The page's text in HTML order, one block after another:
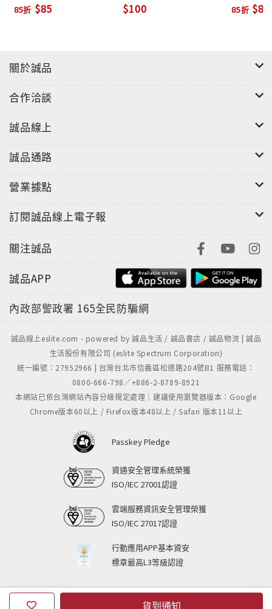
貨到通知
85折 $85 $100 85折 $85
關於誠品
合作洽談
誠品線上
誠品通路
營業據點
訂閱誠品線上電子報
關注誠品
誠品APP
內政部警政署 165全民防騙網
誠品線上eslite.com - powered by 誠品生活 / 誠品書店 / 誠品物流 | 誠品
生活股份有限公司 (eslite Spectrum Corporation)
統一編號：27952966 | 台灣台北市信義區松德路204號B1 服務電話：
0800-666-798／+886-2-8789-8921
本網站已依台灣網站內容分級規定處理｜建議使用瀏覽器版本：Google
Chrome版本60以上 / Firefox版本48以上 / Safari 版本11以上
Passkey Pledge
資通安全管理系統榮獲
ISO/IEC 27001認證
雲端服務資訊安全管理榮獲
ISO/IEC 27017認證
行動應用APP基本資安
標章最高L3等級認證